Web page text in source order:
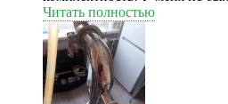
перемычки силиконовой. Сам
потертости,такое
коробки. За это и снизил
Читать полностью